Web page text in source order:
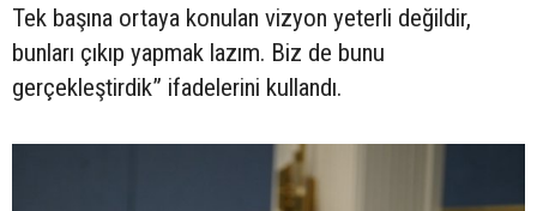
Tek başına ortaya konulan vizyon yeterli değildir,
bunları çıkıp yapmak lazım. Biz de bunu
gerçekleştirdik” ifadelerini kullandı.